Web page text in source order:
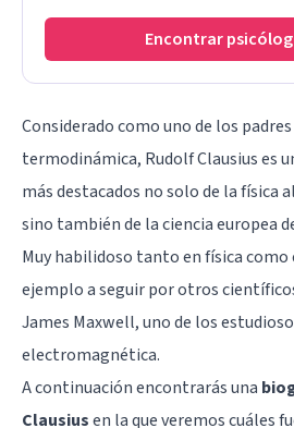
Encontrar
Considerado como uno de los
termodinámica, Rudolf Clausius es
más destacados no solo de la física
sino también de la ciencia europea
Muy habilidoso tanto en física
ejemplo a seguir por otros
James Maxwell, uno de los
electromagnética.
A continuación encontrarás una
Clausiusen la que veremos cuáles